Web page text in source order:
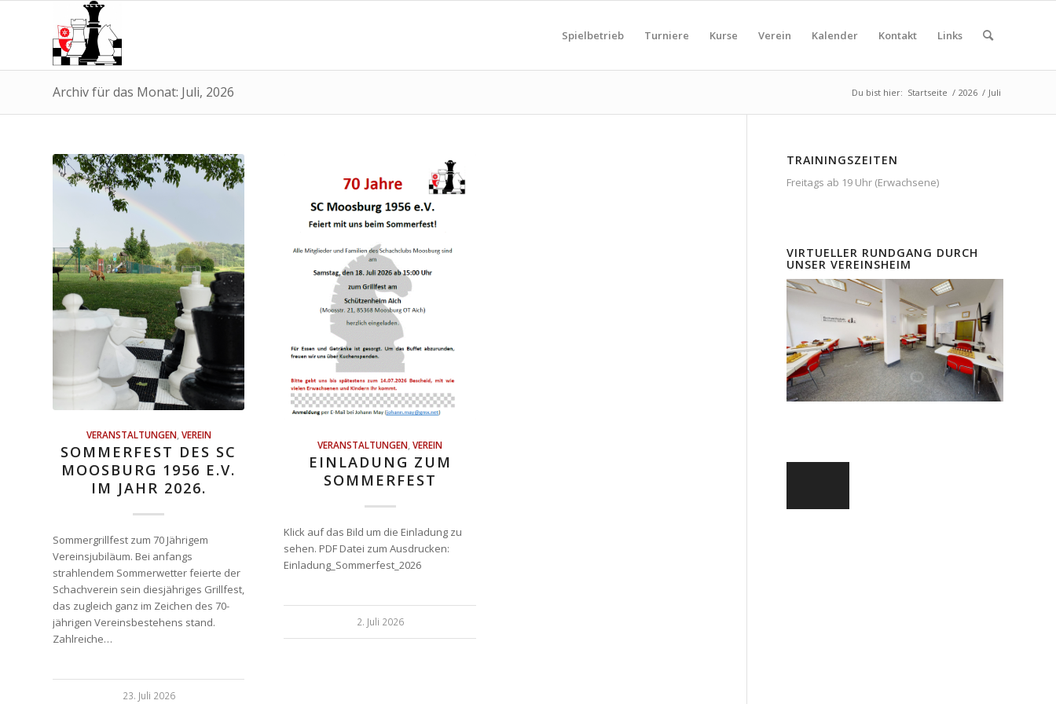
Spielbetrieb Turniere Kurse Verein Kalender Kontakt Links
Archiv für das Monat: Juli, 2026 Du bist hier: Startseite / 2026 / Juli
VERANSTALTUNGEN VEREIN
SOMMERFEST DES SC
MOOSBURG 1956 E.V.
IM JAHR 2026.
Sommergrillfest zum 70 Jährigem
Vereinsjubiläum. Bei anfangs
strahlendem Sommerwetter feierte der
Schachverein sein diesjähriges Grillfest,
das zugleich ganz im Zeichen des 70-
jährigen Vereinsbestehens stand.
Zahlreiche…
23. Juli 2026
VERANSTALTUNGEN ,VEREIN
EINLADUNG ZUM
SOMMERFEST
Klick auf das Bild um die Einladung zu
sehen. PDF Datei zum Ausdrucken:
Einladung_Sommerfest_2026
2. Juli 2026
TRAININGSZEITEN
Freitags ab 19 Uhr (Erwachsene)
VIRTUELLER RUNDGANG DURCH
UNSER VEREINSHEIM